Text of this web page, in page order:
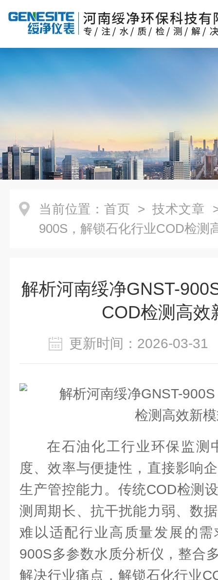
当前位置： 首页 > 技术文章
900S，解锁石化行业COD检测
解析河南绥净GNST-
COD检测高效
更新时间：2026-03-
在石油化工行业环保监测
度、效率与便捷性，直接影响
生产管控能力。传统COD检测
测周期长、抗干扰能力弱、数
难以适配行业高质量发展的需
900S多参数水质分析仪，整合
解决行业痛点，解锁石化行业